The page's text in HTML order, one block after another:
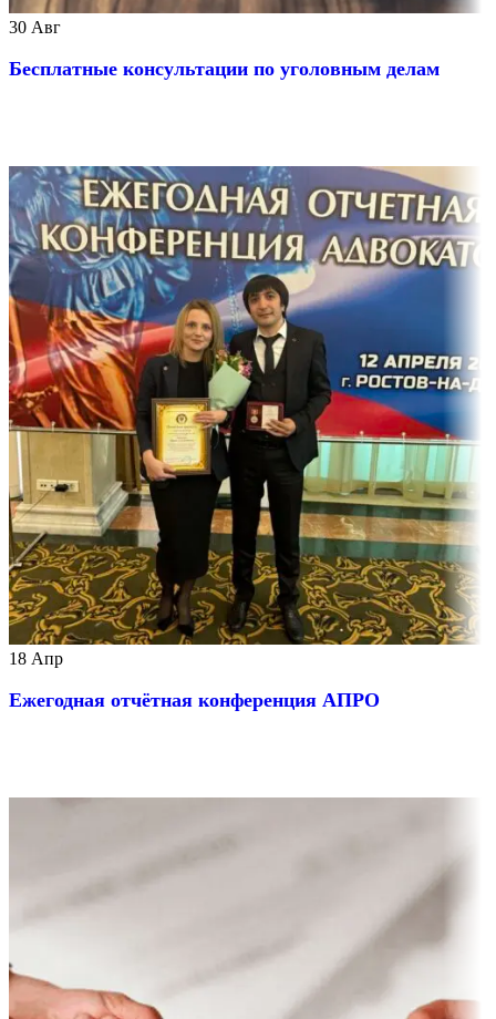
30 Авг
Бесплатные консультации по уголовным делам
18 Апр
Ежегодная отчётная конференция АПРО